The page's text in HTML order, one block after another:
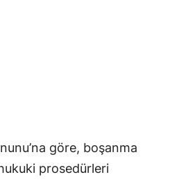
göre, boşanma
prosedürleri